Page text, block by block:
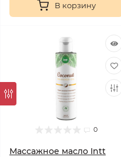
В корзину
0
Массажное масло Intt